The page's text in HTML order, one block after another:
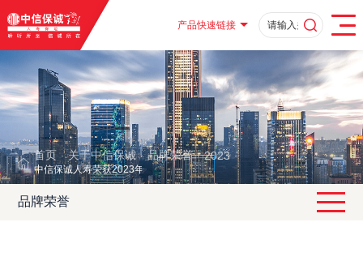
产品快速链接
首页 · 关于中信保诚 · 品牌荣誉 · 2023 ·
中信保诚人寿荣获2023年度“企业社会责任金融机构”称号
品牌荣誉